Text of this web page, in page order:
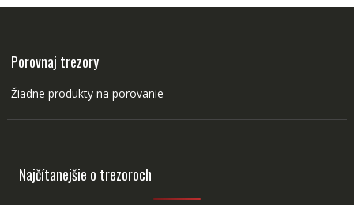
Porovnaj trezory
Žiadne produkty na porovanie
Najčítanejšie o trezoroch